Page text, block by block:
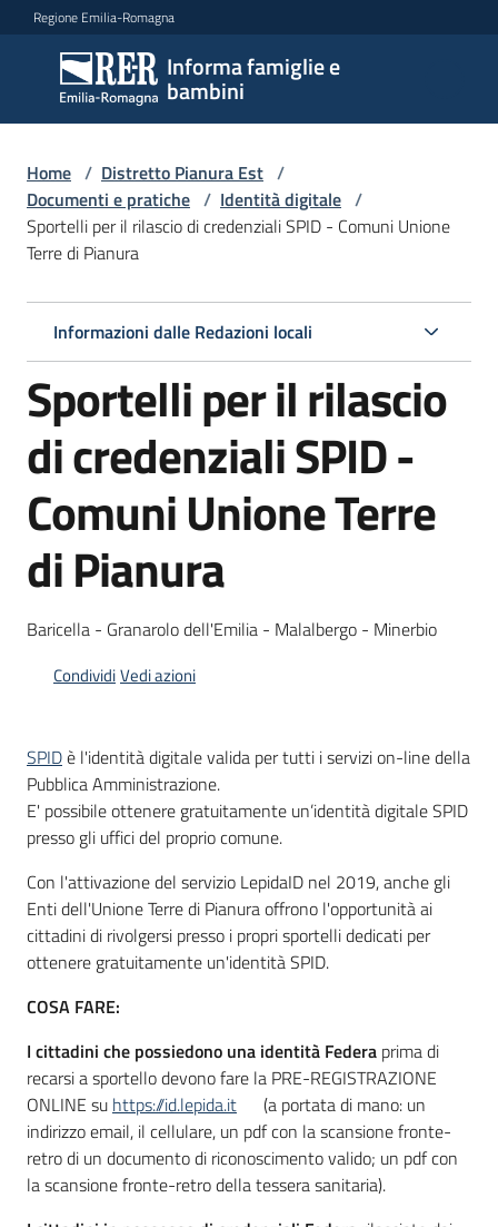
Vai al contenuto
Vai alla navigazione
Vai al footer
Regione Emilia-Romagna
Informa famiglie e
bambini
Informa
famiglie
e
bambini
Argomenti
Servizi
Centri
per
le
Informazioni
Newsletter
Home / Distretto Pianura Est /
Documenti e pratiche / Identità digitale /
Sportelli per il rilascio di credenziali SPID - Comuni Unione
Terre di Pianura
Informazioni dalle Redazioni locali
Sportelli per il rilascio
di credenziali SPID -
Comuni Unione Terre
di Pianura
Baricella - Granarolo dell'Emilia - Malalbergo - Minerbio
CondividiVedi azioni
SPIDè l'identità digitale valida per tutti i servizi on-line della
Pubblica Amministrazione.
E' possibile ottenere gratuitamente un’identità digitale SPID
presso gli uffici del proprio comune.
Con l'attivazione del servizio LepidaID nel 2019, anche gli
Enti dell'Unione Terre di Pianura offrono l'opportunità ai
cittadini di rivolgersi presso i propri sportelli dedicati per
ottenere gratuitamente un'identità SPID.
COSA FARE:
I cittadini che possiedono una identità Federa prima di
recarsi a sportello devono fare la PRE-REGISTRAZIONE
ONLINE su https://id.lepida.it
(a portata di mano: un
indirizzo email, il cellulare, un pdf con la scansione fronte-
retro di un documento di riconoscimento valido; un pdf con
la scansione fronte-retro della tessera sanitaria).